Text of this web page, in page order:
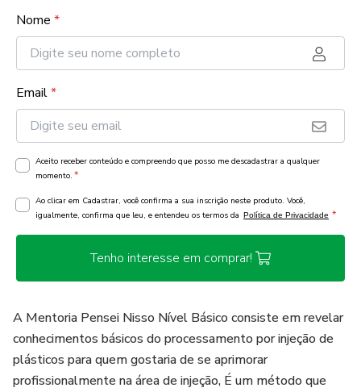
Nome *
Email*
Aceito receber conteúdo e compreendo que posso me descadastrar a qualquer
momento. *
Ao clicar em Cadastrar, você confirma a sua inscrição neste produto. Você,
igualmente, confirma que leu, e entendeu os termos da Política de Privacidade *
Tenho interesse em comprar!
A Mentoria Pensei Nisso Nível Básico consiste em revelar
conhecimentos básicos do processamento por injeção de
plásticos para quem gostaria de se aprimorar
profissionalmente na área de injeção, É um método que